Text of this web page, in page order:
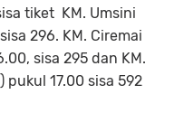
tiket KM. Umsini
296. KM. Ciremai
sisa 295 dan KM.
17.00 sisa 592